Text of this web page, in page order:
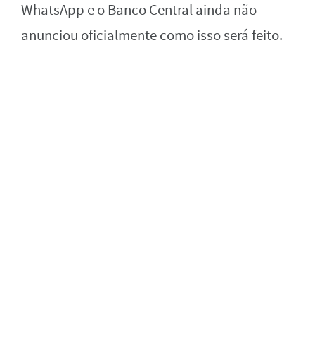
WhatsApp e o Banco Central ainda não
anunciou oficialmente como isso será feito.